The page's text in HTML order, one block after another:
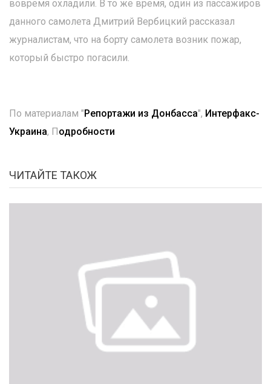
вовремя охладили. В то же время, один из пассажиров
данного самолета Дмитрий Вербицкий рассказал
журналистам, что на борту самолета возник пожар,
который быстро погасили.
По материалам "Репортажи из Донбасса", Интерфакс-
Украина, Подробности
ЧИТАЙТЕ ТАКОЖ